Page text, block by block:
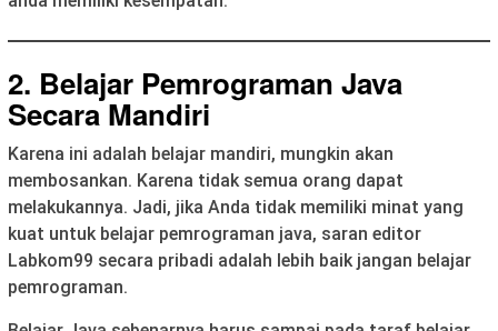
2. Belajar Pemrograman Java
Secara Mandiri
Karena ini adalah belajar mandiri, mungkin akan
membosankan. Karena tidak semua orang dapat
melakukannya. Jadi, jika Anda tidak memiliki minat yang
kuat untuk belajar pemrograman java, saran editor
Labkom99 secara pribadi adalah lebih baik jangan belajar
pemrograman.